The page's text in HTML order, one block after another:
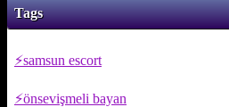
Tags
samsun escort
önsevişmeli bayan